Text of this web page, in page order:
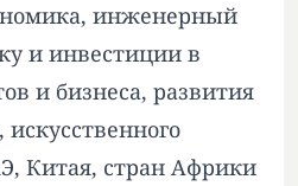
инженерный
и инвестиции в
и бизнеса, развития
Китая, стран Африки